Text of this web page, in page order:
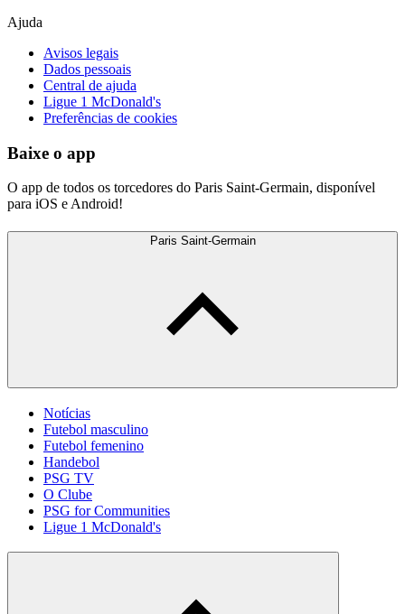
Ajuda
Avisos legais
Dados pessoais
Central de ajuda
Ligue 1 McDonald's
Preferências de cookies
Baixe o app
O app de todos os torcedores do Paris Saint-Germain, disponível
para iOS e Android!
Paris Saint-Germain
Notícias
Futebol masculino
Futebol femenino
Handebol
PSG TV
O Clube
PSG for Communities
Ligue 1 McDonald's